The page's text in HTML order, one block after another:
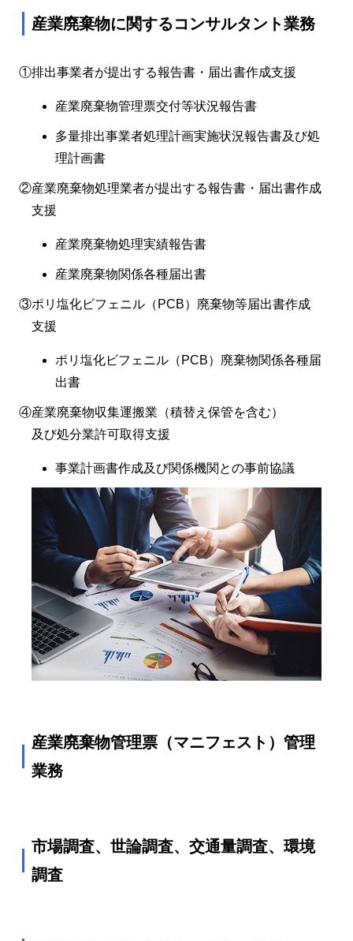
産業廃棄物に関するコンサルタント業務
排出事業者が提出する報告書・届出書作成支援
産業廃棄物管理票交付等状況報告書
多量排出事業者処理計画実施状況報告書及び処
理計画書
産業廃棄物処理業者が提出する報告書・届出書作成
支援
産業廃棄物処理実績報告書
産業廃棄物関係各種届出書
ポリ塩化ビフェニル（PCB）廃棄物等届出書作成
支援
ポリ塩化ビフェニル（PCB）廃棄物関係各種届
出書
産業廃棄物収集運搬業（積替え保管を含む）
及び処分業許可取得支援
事業計画書作成及び関係機関との事前協議
産業廃棄物管理票（マニフェスト）管理
業務
市場調査、世論調査、交通量調査、環境
調査